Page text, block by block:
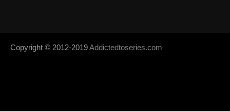
Copyright © 2012-2019Addictedtoseries.com